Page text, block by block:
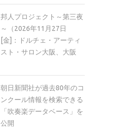
邦人プロジェクト～第三夜
～（2026年11月27日
[金]：ドルチェ・アーティ
スト・サロン大阪、大阪
朝日新聞社が過去80年のコ
ンクール情報を検索できる
「吹奏楽データベース」を
公開